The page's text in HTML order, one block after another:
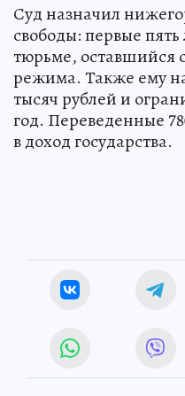
Суд назначил
свободы: первые пять
тюрьме, оставшийся
режима. Также ему
тысяч рублей и
год. Переведенные
в доход государства.